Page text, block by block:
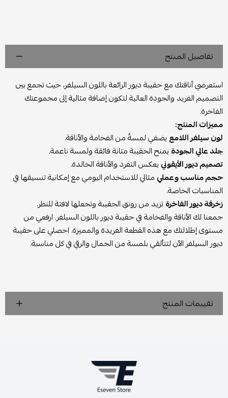
تفاصيل المنتج
استعرضي أناقتك مع حقيبة ديور الرائعة باللون السيلفر، حيث تجمع بين
التصميم الفريد والجودة العالية لتكون إضافة مثالية إلى مجموعتك
الفاخرة.
مميزات المنتج:
لون سيلفر اللامع يضفي لمسةً من الفخامة والأناقة.
جلد عالي الجودة يمنح الحقيبة متانة فائقة ولمسة ناعمة.
تصميم ديور الأيقوني يعكس التفرد والأناقة الخالدة.
حجم مناسب وعملي مثالي للاستخدام اليومي مع إمكانية تنسيقها في
المناسبات الخاصة.
زخرفة ديور الفاخرةتزيد من رونق الحقيبة وتجعلها لافتة للنظر.
جمعنا لك الأناقة والفخامة في حقيبة ديور باللون السيلفر. ارفعي من
مستوى إطلالتك مع هذه القطعة الفريدة والمميزة. احصلي على حقيبة
ديور السيلفر الآن لتتألقي بلمسة من الجمال والرقي في كل مناسبة.
تقييمات المنتج